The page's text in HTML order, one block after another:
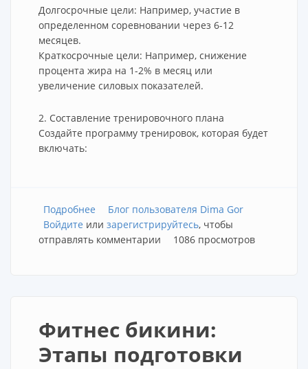
Долгосрочные цели: Например, участие в
определенном соревновании через 6-12
месяцев.
Краткосрочные цели: Например, снижение
процента жира на 1-2% в месяц или
увеличение силовых показателей.
2. Составление тренировочного плана
Создайте программу тренировок, которая будет
включать:
Подробнее о Планирование подготовки
Блог пользователя Dima Gor
Войдите или зарегистрируйтесь, чтобы
отправлять комментарии
1086 просмотров
Фитнес бикини:
Этапы подготовки